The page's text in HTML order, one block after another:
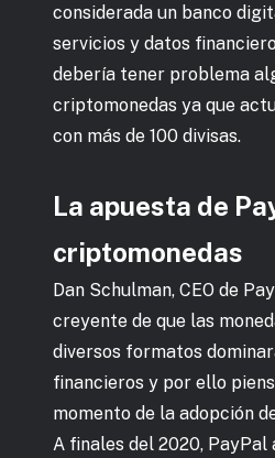
considerada un banco
servicios y datos
debería tener problema
criptomonedas ya que
con más de 100 divisas.
La apuesta de
criptomonedas
Dan Schulman, CEO de
creyente de que las
diversos formatos
financieros y por ello
momento de la adopción
A finales del 2020, PayPal